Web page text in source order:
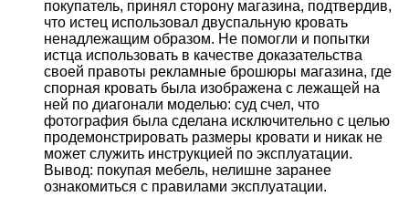
покупатель, принял сторону магазина, подтвердив,
что истец использовал двуспальную кровать
ненадлежащим образом. Не помогли и попытки
истца использовать в качестве доказательства
своей правоты рекламные брошюры магазина, где
спорная кровать была изображена с лежащей на
ней по диагонали моделью: суд счел, что
фотография была сделана исключительно с целью
продемонстрировать размеры кровати и никак не
может служить инструкцией по эксплуатации.
Вывод: покупая мебель, нелишне заранее
ознакомиться с правилами эксплуатации.